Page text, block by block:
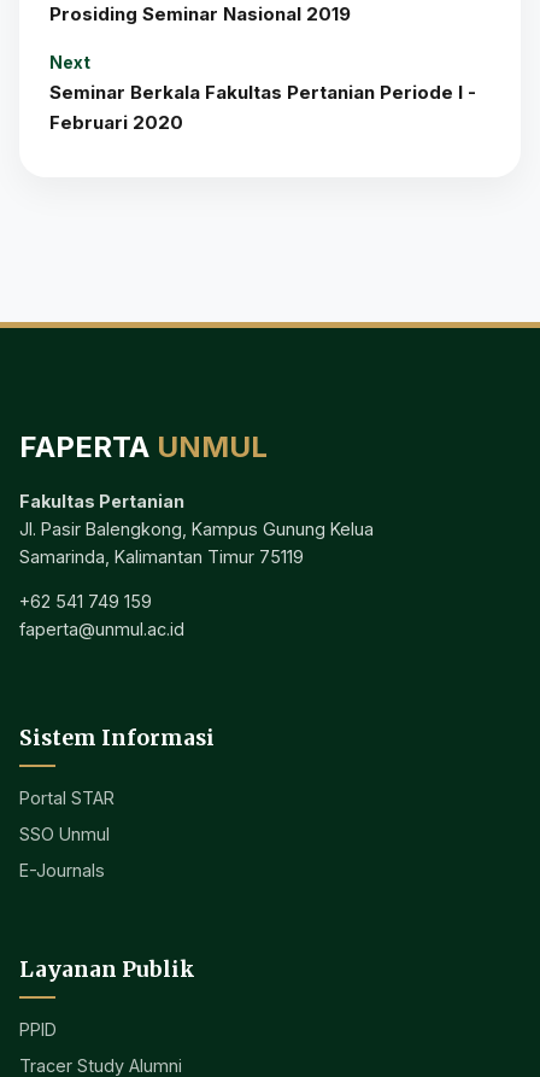
Prosiding Seminar Nasional 2019
Next
Seminar Berkala Fakultas Pertanian Periode I -
Februari 2020
FAPERTA UNMUL
Fakultas Pertanian
Jl. Pasir Balengkong, Kampus Gunung Kelua
Samarinda, Kalimantan Timur 75119
+62 541 749 159
faperta@unmul.ac.id
Sistem Informasi
Portal STAR
SSO Unmul
E-Journals
Layanan Publik
PPID
Tracer Study Alumni